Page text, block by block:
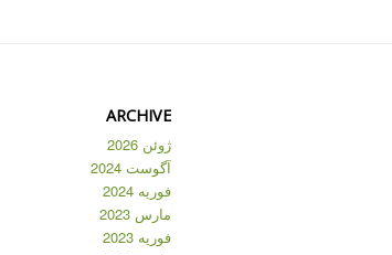
ARCHIVE
ژوئن 2026
آگوست 2024
فوریه 2024
مارس 2023
فوریه 2023